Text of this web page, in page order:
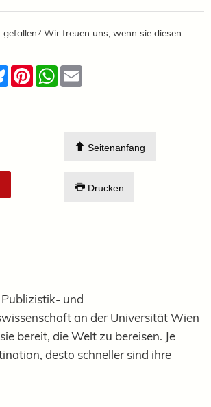
Wir freuen uns, wenn sie diesen
BlueskyPinterestWhatsApp
Seitenanfang
Drucken
und
an der Universität Wien
bereit, die Welt zu bereisen. Je
desto schneller sind ihre